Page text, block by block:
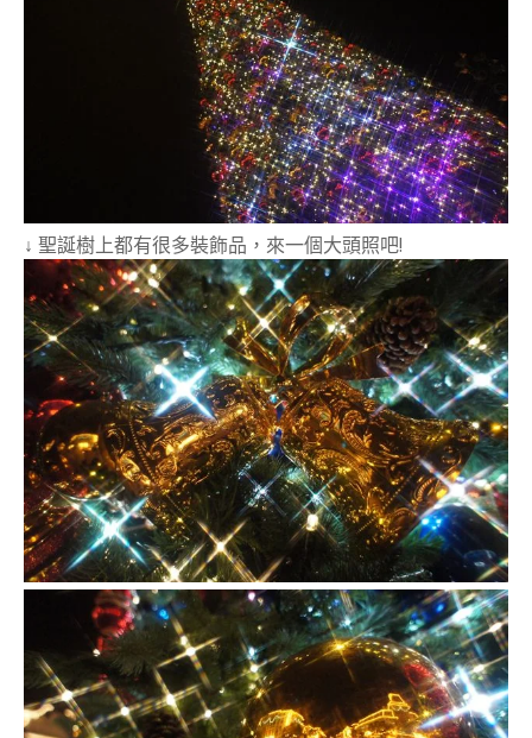
↓ 聖誕樹上都有很多裝飾品，來一個大頭照吧!